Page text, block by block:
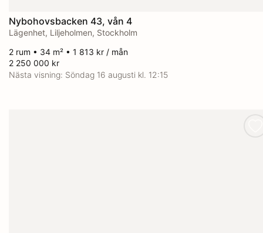
Nybohovsbacken 43, vån 4
Lägenhet, Liljeholmen, Stockholm
2 rum • 34 m² • 1 813 kr / mån
2 250 000 kr
Nästa visning: Söndag 16 augusti kl. 12:15